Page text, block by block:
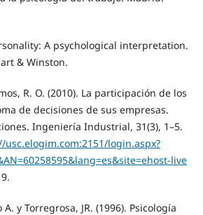
A psychological interpretation.
& Winston.
R. O. (2010). La participación de los
de decisiones de sus empresas.
Ingeniería Industrial, 31(3), 1–5.
usc.elogim.com:2151/login.aspx?
live
y Torregrosa, JR. (1996). Psicología